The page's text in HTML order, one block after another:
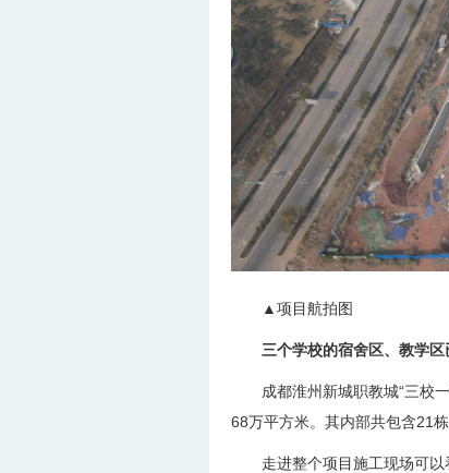
▲项目航拍图
三个学校的宿舍区、教学区
成都淮州新城职教城“三校
68万平方米。其内部共包含21
走进整个项目施工现场可